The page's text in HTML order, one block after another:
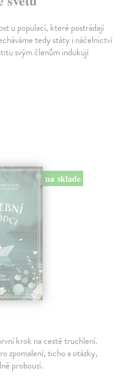
u populací, které postrádají
tedy státy i náčelnictví
svým členům indukují
na sklade
krok na cestě truchlení.
zpomalení, ticho a otázky,
probouzí.